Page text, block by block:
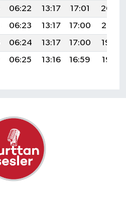
06:22 13:17 17:01
20:02
06:23 13:17 17:00
20:01
06:24 13:17 17:00
19:59
06:25 13:16 16:59 19:58